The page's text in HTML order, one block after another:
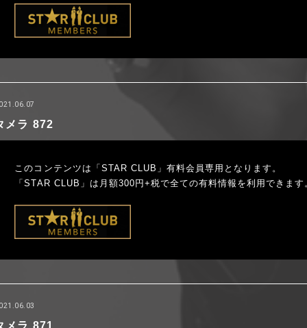
メラ 872
このコンテンツは「STAR CLUB」有料会員専用となります。
「STAR CLUB」は月額300円+税で全ての有料情報を利用できます
メラ 871